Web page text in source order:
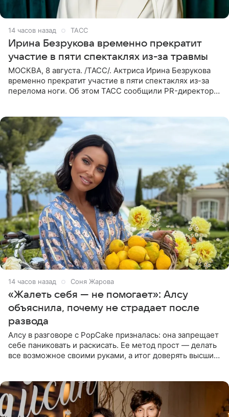
14 часов назад ТАСС
Ирина Безрукова временно прекратит
участие в пяти спектаклях из-за травмы
МОСКВА, 8 августа. /ТАСС/. Актриса Ирина Безрукова
временно прекратит участие в пяти спектаклях из-за
перелома ноги. Об этом ТАСС сообщили PR-директор
14 часов назад Соня Жарова
«Жалеть себя — не помогает»: Алсу
объяснила, почему не страдает после
развода
Алсу в разговоре с PopCake призналась: она запрещает
себе паниковать и раскисать. Ее метод прост — делать
все возможное своими руками, а итог доверять высшим